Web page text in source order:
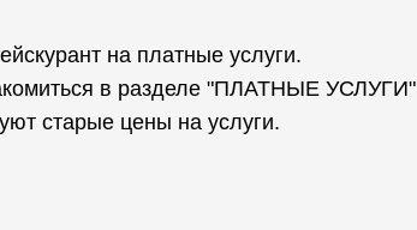
на платные услуги.
в разделе "ПЛАТНЫЕ УСЛУГИ"
старые цены на услуги.